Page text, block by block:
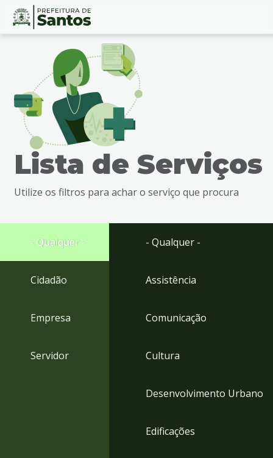
Ir
busca
Ir
rodapé
Conteúdo
Lista de Serviços
Utilize os filtros para achar o serviço que procura
- Qualquer -
Cidadão
Empresa
Servidor
- Qualquer -
Assistência
Comunicação
Cultura
Desenvolvimento Urbano
Edificações